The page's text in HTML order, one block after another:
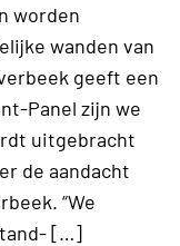
worden
wanden van
geeft een
Panel zijn we
uitgebracht
de aandacht
“We
[…]